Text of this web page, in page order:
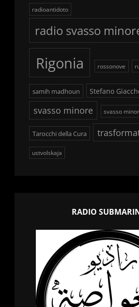
radioantidoto
radio svasso
Rigonia rossonove
samih madhoun Stefano
svasso minore svasso
Tarocchi della Cura
ustvolskaja
RADIO